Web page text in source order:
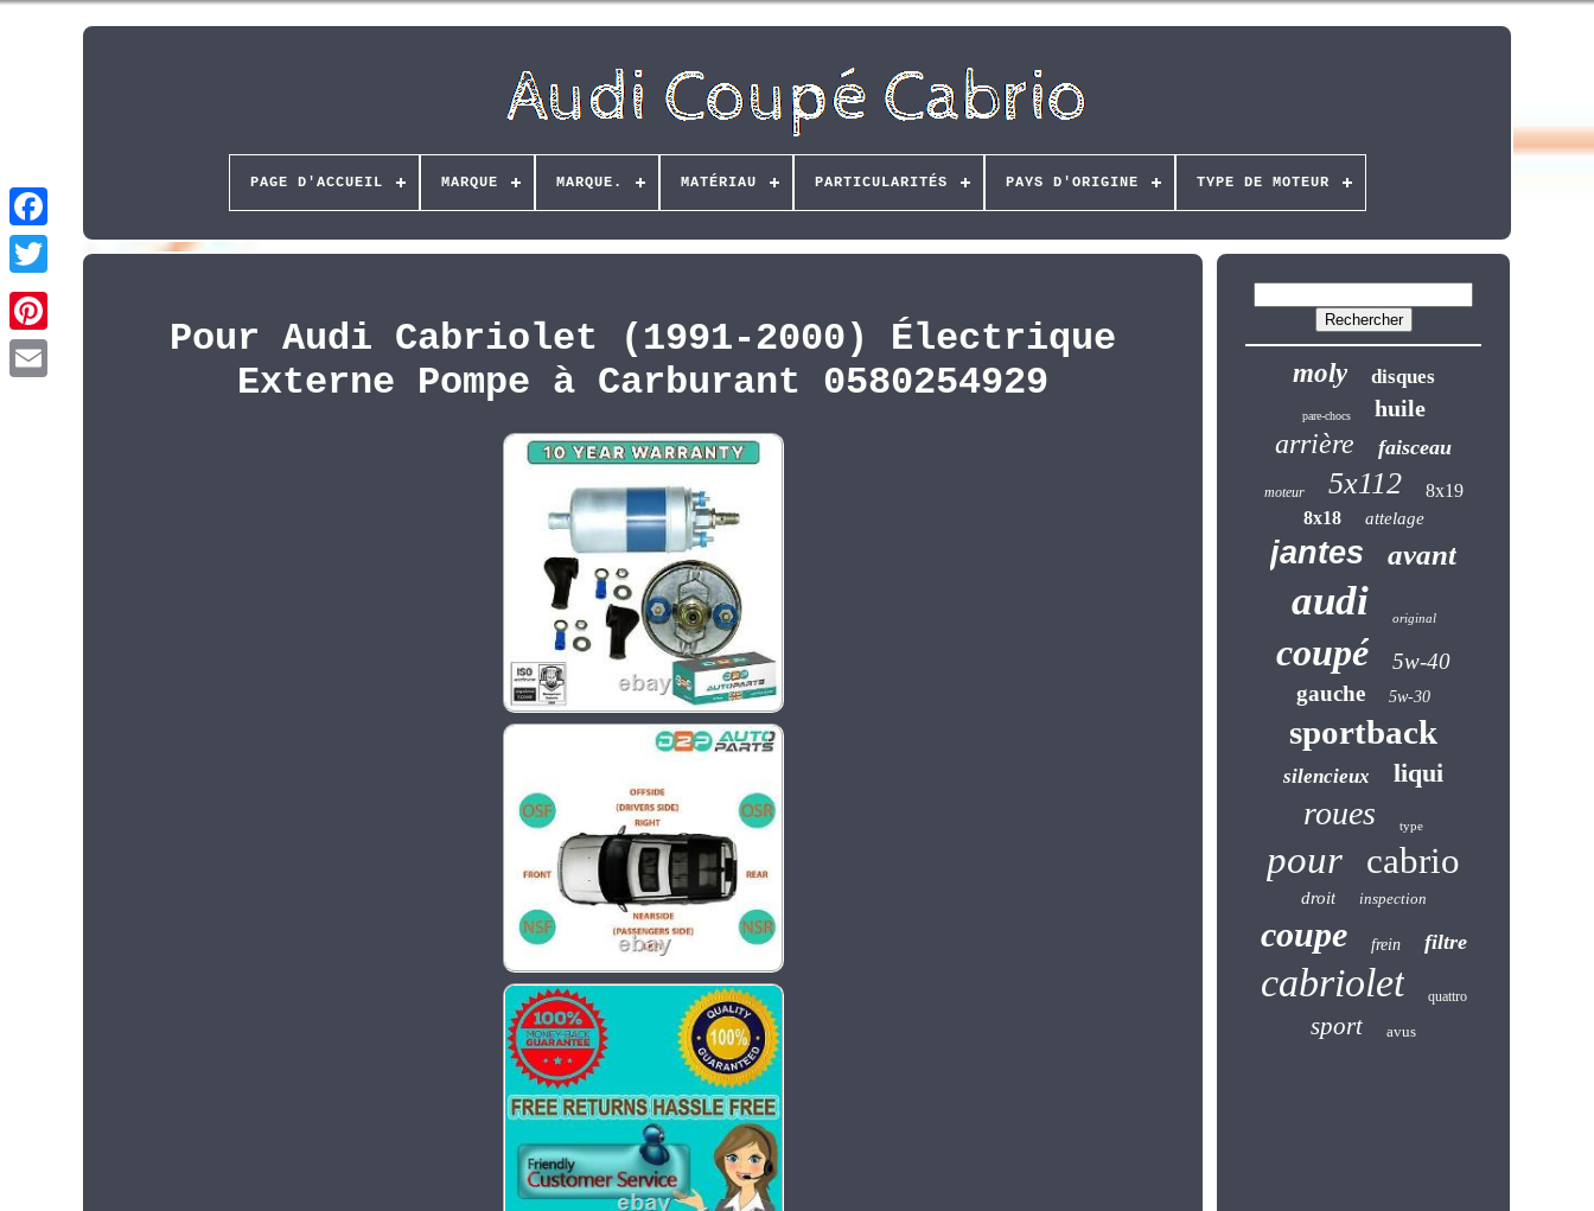
Pinterest
PAGE D'ACCUEIL MARQUE MARQUE. MATÉRIAU PARTICULARITÉS PAYS D'ORIGINE TYPE DE MOTEUR
Pour Audi Cabriolet (1991-2000) Électrique
Externe Pompe à Carburant 0580254929
moly disques
pare-chocs huile
arrière faisceau
moteur 5x112
8x19
8x18
attelage
jantes avant
audi original
coupé
5w-40
gauche
5w-30
sportback
silencieux liqui
roues type
pour cabrio
droit inspection
coupe frein filtre
cabriolet quattro
sport avus